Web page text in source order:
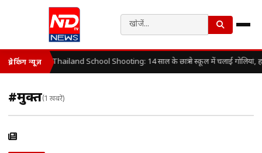
ब्रेकिंग न्यूज़ Thailand School Shooting: 14 साल के छात्र ने स्कूल में चलाई गोलियां,
#मुक्त(1 खबरें)